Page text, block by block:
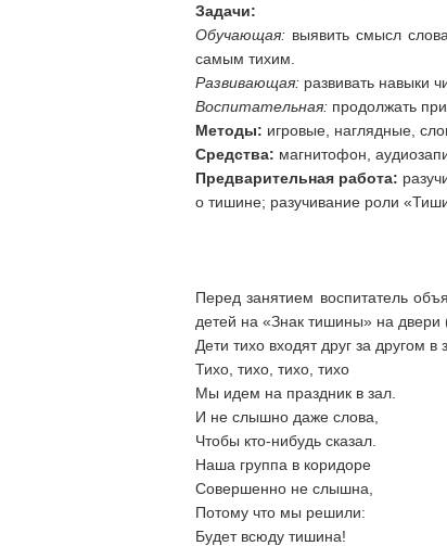
Задачи:
Обучающая:выявить смысл
самым тихим.
Развивающая:развивать навыки
Воспитательная:продолжать
Методы: игровые, наглядные,
Средства: магнитофон,
Предварительная работа:
о тишине; разучивание роли
Перед занятием воспитатель
детей на «Знак тишины» на двери
Дети тихо входят друг за другом
Тихо, тихо, тихо, тихо
Мы идем на праздник в зал.
И не слышно даже слова,
Чтобы кто-нибудь сказал.
Наша группа в коридоре
Совершенно не слышна,
Потому что мы решили:
Будет всюду тишина!